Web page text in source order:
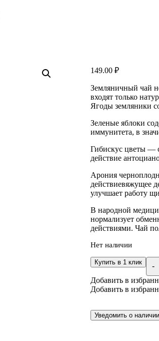
149.00 ₽
Земляничный чай
входят только
Ягоды земляники
Зеленые яблоки
иммунитета, в
Гибискус цветы —
действие
Арония
действиевяжущее
улучшает работу
В народной
нормализует
действиями. Чай
Нет наличии
-
Купить в 1 клик
Добавить в
Добавить в